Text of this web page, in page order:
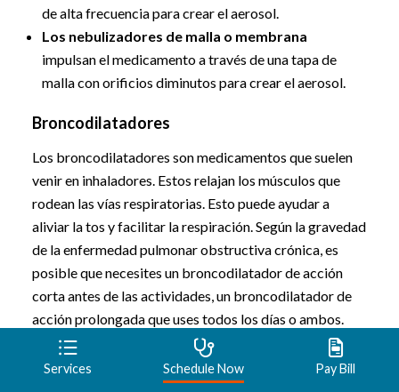
de alta frecuencia para crear el aerosol.
Los nebulizadores de malla o membrana
impulsan el medicamento a través de una tapa de
malla con orificios diminutos para crear el aerosol.
Broncodilatadores
Los broncodilatadores son medicamentos que suelen
venir en inhaladores. Estos relajan los músculos que
rodean las vías respiratorias. Esto puede ayudar a
aliviar la tos y facilitar la respiración. Según la gravedad
de la enfermedad pulmonar obstructiva crónica, es
posible que necesites un broncodilatador de acción
corta antes de las actividades, un broncodilatador de
acción prolongada que uses todos los días o ambos.
Entre los ejemplos de broncodilatadores de acción
corta se incluyen los siguientes:
Services Schedule Now Pay Bill